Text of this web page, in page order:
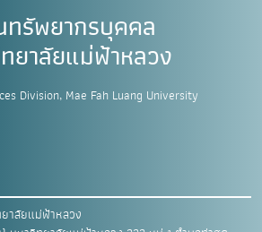
รัพยากรบุคคล
ยาลัยแม่ฟ้าหลวง
Division, Mae Fah Luang University
าลัยแม่ฟ้าหลวง